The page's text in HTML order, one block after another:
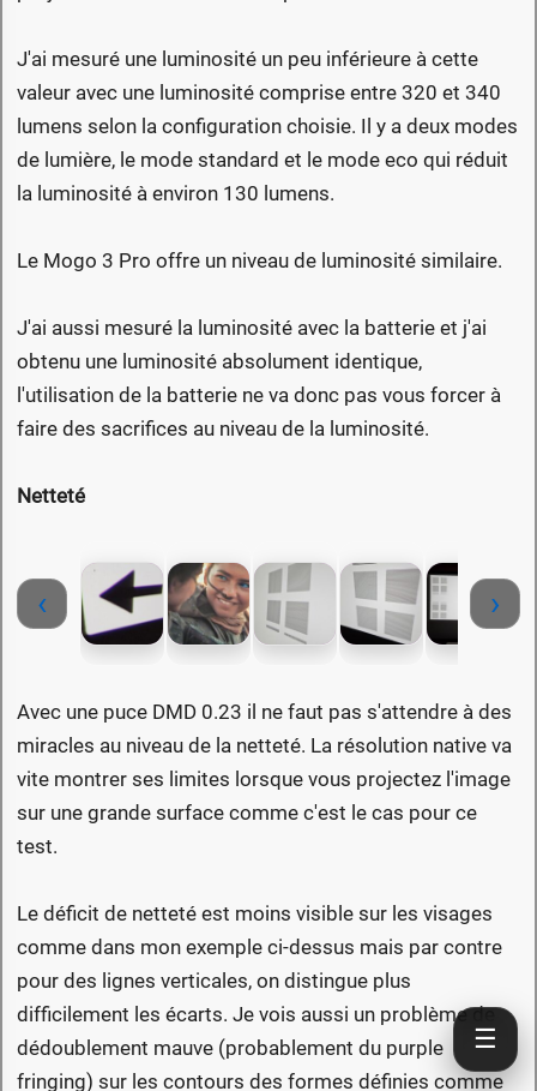
J'ai mesuré une luminosité un peu inférieure à cette
valeur avec une luminosité comprise entre 320 et 340
lumens selon la configuration choisie. Il y a deux modes
de lumière, le mode standard et le mode eco qui réduit
la luminosité à environ 130 lumens.
Le Mogo 3 Pro offre un niveau de luminosité similaire.
J'ai aussi mesuré la luminosité avec la batterie et j'ai
obtenu une luminosité absolument identique,
l'utilisation de la batterie ne va donc pas vous forcer à
faire des sacrifices au niveau de la luminosité.
Netteté
‹ ›
Avec une puce DMD 0.23 il ne faut pas s'attendre à des
miracles au niveau de la netteté. La résolution native va
vite montrer ses limites lorsque vous projectez l'image
sur une grande surface comme c'est le cas pour ce
test.
Le déficit de netteté est moins visible sur les visages
comme dans mon exemple ci-dessus mais par contre
pour des lignes verticales, on distingue plus
difficilement les écarts. Je vois aussi un problème de
dédoublement mauve (probablement du purple
fringing) sur les contours des formes définies comme
☰